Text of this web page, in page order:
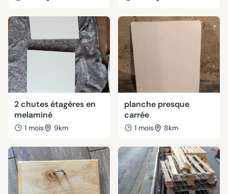
2 chutes étagères en
melaminé
1 mois 9km
planche presque
carrée
1 mois 8km